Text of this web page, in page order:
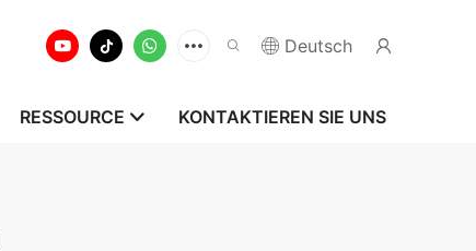
Deutsch
RESSOURCE KONTAKTIEREN SIE UNS